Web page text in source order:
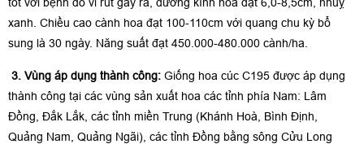
xanh. Chiều cao cành hoa đạt 100-110cm với quang chu kỳ bổ
sung là 30 ngày. Năng suất đạt 450.000-480.000 cành/ha.
3. Vùng áp dụng thành công: Giống hoa cúc C195 được áp dụng
thành công tại các vùng sản xuất hoa các tỉnh phía Nam: Lâm
Đồng, Đắk Lắk, các tỉnh miền Trung (Khánh Hoà, Bình Định,
Quảng Nam, Quảng Ngãi), các tỉnh Đồng bằng sông Cửu Long